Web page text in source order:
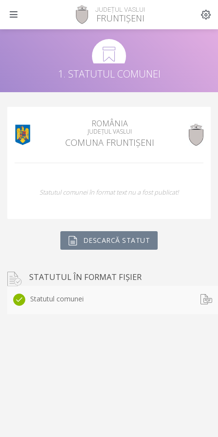
JUDEȚUL VASLUI
FRUNTIȘENI
1. STATUTUL COMUNEI
ROMÂNIA
JUDEȚUL VASLUI
COMUNA FRUNTIȘENI
Statutul comunei în format text nu a fost publicat!
DESCARCĂ STATUT
STATUTUL ÎN FORMAT FIȘIER
Statutul comunei